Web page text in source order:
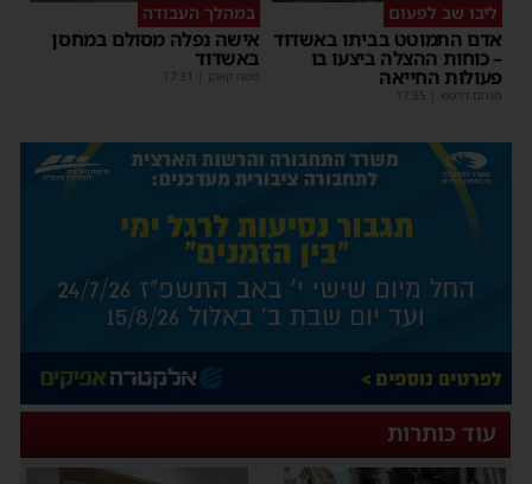
ליבו שב לפעום
אדם התמוטט בביתו באשדוד
– כוחות ההצלה ביצעו בו
פעולות החייאה
מנחם דויטש |
17:35
במהלך העבודה
אישה נפלה מסולם במחסן
באשדוד
משה קאהן |
17:31
עוד כותרות